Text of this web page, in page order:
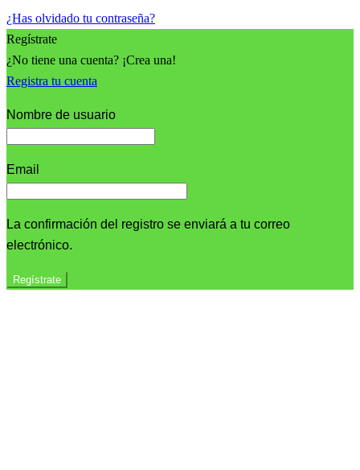
¿Has olvidado tu contraseña?
Regístrate
¿No tiene una cuenta? ¡Crea una!
Registra tu cuenta
Nombre de usuario
Email
La confirmación del registro se enviará a tu correo
electrónico.